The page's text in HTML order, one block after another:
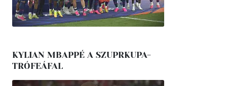
KYLIAN MBAPPÉ A SZUPRKUPA-
TRÓFEÁFAL